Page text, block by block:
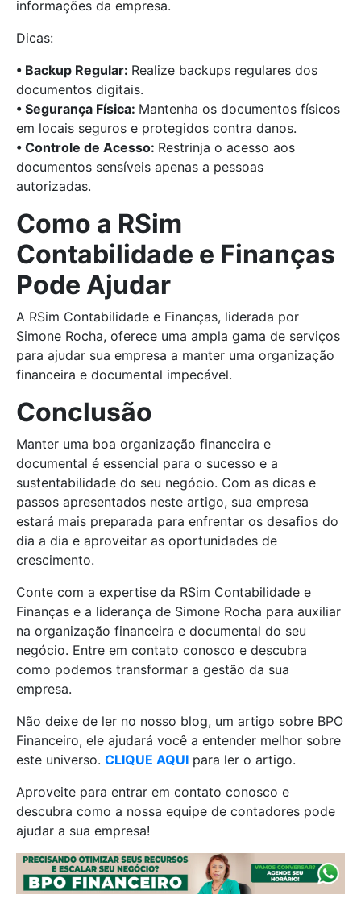
informações da empresa.
Dicas:
• Backup Regular: Realize backups regulares dos
documentos digitais.
• Segurança Física: Mantenha os documentos físicos
em locais seguros e protegidos contra danos.
• Controle de Acesso: Restrinja o acesso aos
documentos sensíveis apenas a pessoas
autorizadas.
Como a RSim
Contabilidade e Finanças
Pode Ajudar
A RSim Contabilidade e Finanças, liderada por
Simone Rocha, oferece uma ampla gama de serviços
para ajudar sua empresa a manter uma organização
financeira e documental impecável.
Conclusão
Manter uma boa organização financeira e
documental é essencial para o sucesso e a
sustentabilidade do seu negócio. Com as dicas e
passos apresentados neste artigo, sua empresa
estará mais preparada para enfrentar os desafios do
dia a dia e aproveitar as oportunidades de
crescimento.
Conte com a expertise da RSim Contabilidade e
Finanças e a liderança de Simone Rocha para auxiliar
na organização financeira e documental do seu
negócio. Entre em contato conosco e descubra
como podemos transformar a gestão da sua
empresa.
Não deixe de ler no nosso blog, um artigo sobre BPO
Financeiro, ele ajudará você a entender melhor sobre
este universo. CLIQUE AQUI para ler o artigo.
Aproveite para entrar em contato conosco e
descubra como a nossa equipe de contadores pode
ajudar a sua empresa!